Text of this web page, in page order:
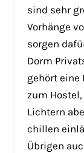
sind sehr
Vorhänge
sorgen
Dorm
gehört eine
zum
Lichtern
chillen
Übrigen